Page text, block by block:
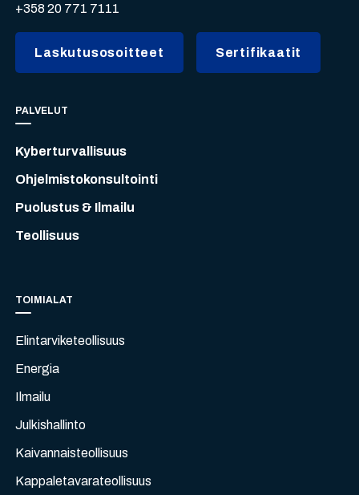
+358 20 771 7111
Laskutusosoitteet Sertifikaatit
PALVELUT
Kyberturvallisuus
Ohjelmistokonsultointi
Puolustus & Ilmailu
Teollisuus
TOIMIALAT
Elintarviketeollisuus
Energia
Ilmailu
Julkishallinto
Kaivannaisteollisuus
Kappaletavarateollisuus